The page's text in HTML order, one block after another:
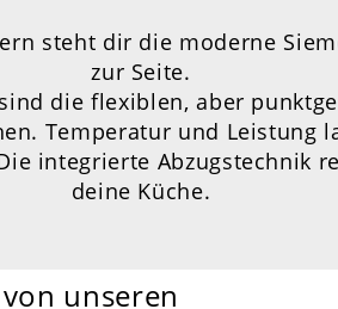
steht dir die moderne
zur Seite.
die flexiblen, aber
Temperatur und Leistung
integrierte Abzugstechnik
deine Küche.
unseren